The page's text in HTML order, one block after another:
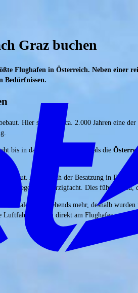
Graz buchen
Flughafen in Österreich. Neben einer
Bedürfnissen.
Hier stand vor ca. 2.000 Jahren eine der
bis in das Jahr 1913 zurück, als die
Als er nach der Besatzung in Folge
fliegen, vervierzigfacht. Dies führte dazu,
Thalerhof zusehends mehr, deshalb
direkt am Flughafen an